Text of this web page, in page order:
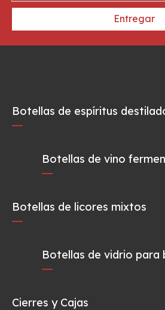
Entregar
Botellas de espíritus
Botellas de vino
Botellas de licores mixtos
Botellas de vidrio para
Cierres y Cajas